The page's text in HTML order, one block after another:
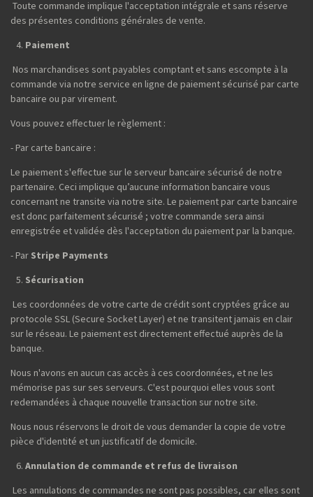
Toute commande implique l'acceptation intégrale et sans réserve
des présentes conditions générales de vente.
Paiement
Nos marchandises sont payables comptant et sans escompte à la
commande via notre service en ligne de paiement sécurisé par carte
bancaire ou par virement.
Vous pouvez effectuer le règlement :
- Par carte bancaire :
Le paiement s'effectue sur le serveur bancaire sécurisé de notre
partenaire. Ceci implique qu’aucune information bancaire vous
concernant ne transite via notre site. Le paiement par carte bancaire
est donc parfaitement sécurisé ; votre commande sera ainsi
enregistrée et validée dès l'acceptation du paiement par la banque.
- Par Stripe Payments
Sécurisation
Les coordonnées de votre carte de crédit sont cryptées grâce au
protocole SSL (Secure Socket Layer) et ne transitent jamais en clair
sur le réseau. Le paiement est directement effectué auprès de la
banque.
Nous n'avons en aucun cas accès à ces coordonnées, et ne les
mémorise pas sur ses serveurs. C'est pourquoi elles vous sont
redemandées à chaque nouvelle transaction sur notre site.
Nous nous réservons le droit de vous demander la copie de votre
pièce d'identité et un justificatif de domicile.
Annulation de commande et refus de livraison
Les annulations de commandes ne sont pas possibles, car elles sont